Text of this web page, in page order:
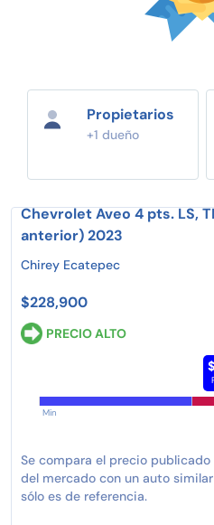
Propietarios
+1 dueño
Chevrolet Aveo 4 pts. LS,
anterior) 2023
Chirey Ecatepec
$228,900
PRECIO ALTO
Min
Se compara el precio
del mercado con un auto
sólo es de referencia.